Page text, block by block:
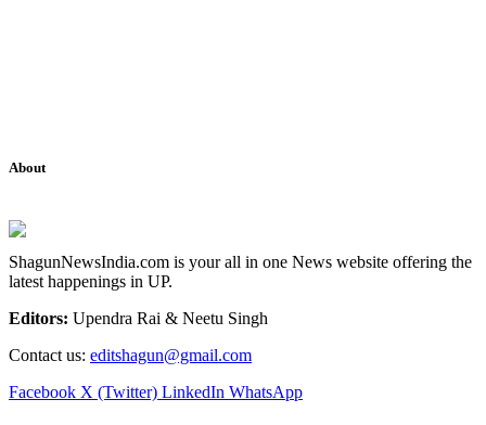
About
ShagunNewsIndia.com is your all in one News website offering the
latest happenings in UP.
Editors: Upendra Rai & Neetu Singh
Contact us: editshagun@gmail.com
Facebook X (Twitter) LinkedIn WhatsApp